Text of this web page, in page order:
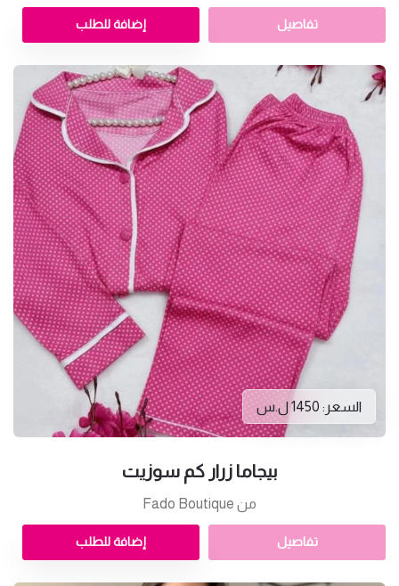
تفاصيل إضافة للطلب
السعر: 1450 ل.س
بيجاما زرار كم سوزيت
من Fado Boutique
تفاصيل إضافة للطلب